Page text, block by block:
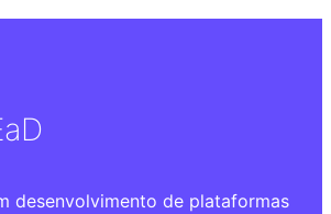
desenvolvimento de plataformas